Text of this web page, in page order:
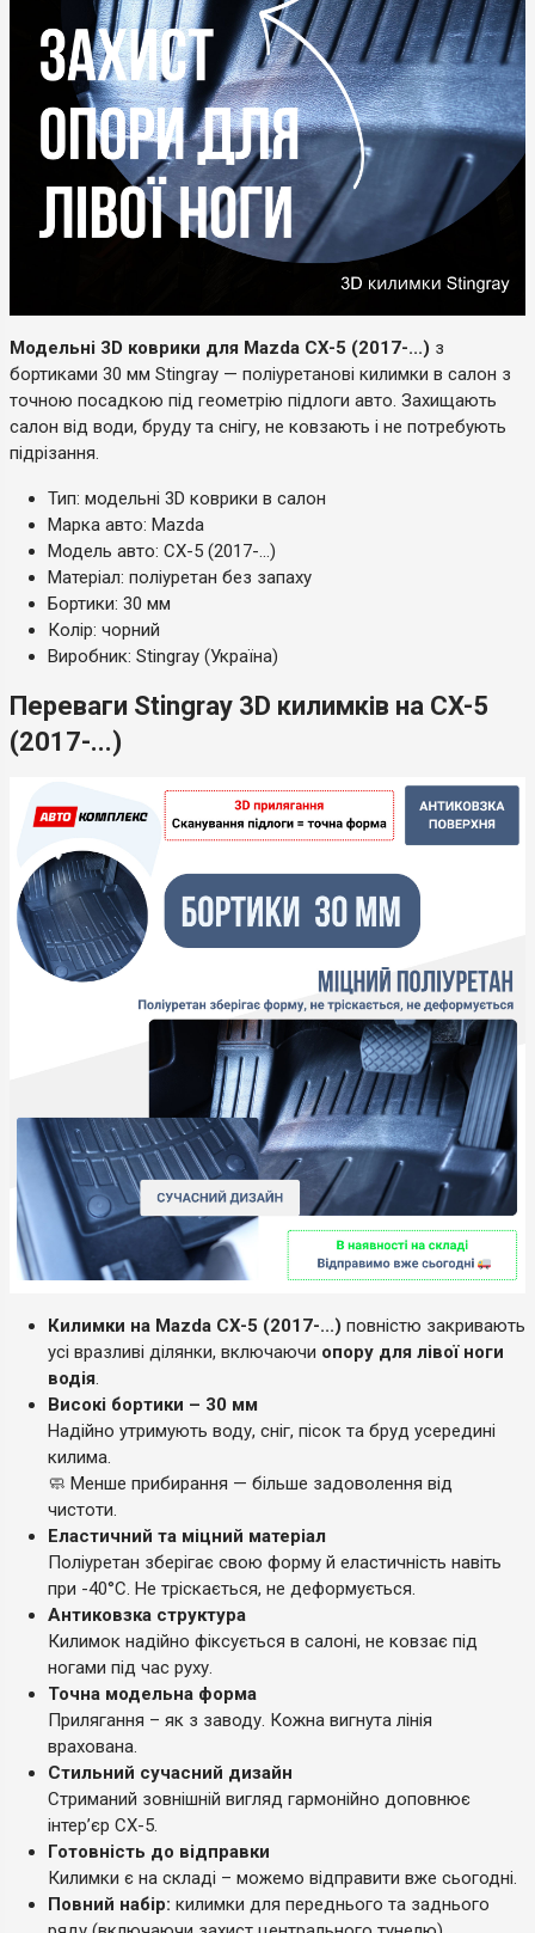
Модельні 3D коврики для Mazda CX-5 (2017-...) з
бортиками 30 мм Stingray — поліуретанові килимки в салон з
точною посадкою під геометрію підлоги авто. Захищають
салон від води, бруду та снігу, не ковзають і не потребують
підрізання.
Тип: модельні 3D коврики в салон
Марка авто: Mazda
Модель авто: CX-5 (2017-...)
Матеріал: поліуретан без запаху
Бортики: 30 мм
Колір: чорний
Виробник: Stingray (Україна)
Переваги Stingray 3D килимків на CX-5
(2017-...)
Килимки на Mazda CX-5 (2017-...) повністю закривають
усі вразливі ділянки, включаючи опору для лівої ноги
водія.
Високі бортики – 30 мм
Надійно утримують воду, сніг, пісок та бруд усередині
килима.
🧼 Менше прибирання — більше задоволення від
чистоти.
Еластичний та міцний матеріал
Поліуретан зберігає свою форму й еластичність навіть
при -40°C. Не тріскається, не деформується.
Антиковзка структура
Килимок надійно фіксується в салоні, не ковзає під
ногами під час руху.
Точна модельна форма
Прилягання – як з заводу. Кожна вигнута лінія
врахована.
Стильний сучасний дизайн
Стриманий зовнішній вигляд гармонійно доповнює
інтер’єр CX-5.
Готовність до відправки
Килимки є на складі – можемо відправити вже сьогодні.
Повний набір: килимки для переднього та заднього